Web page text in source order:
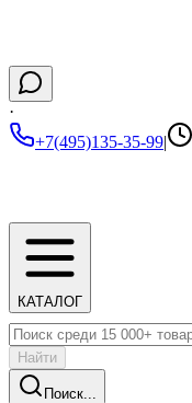
·
+7(495)135-35-99|
КАТАЛОГ
Найти
Поиск...